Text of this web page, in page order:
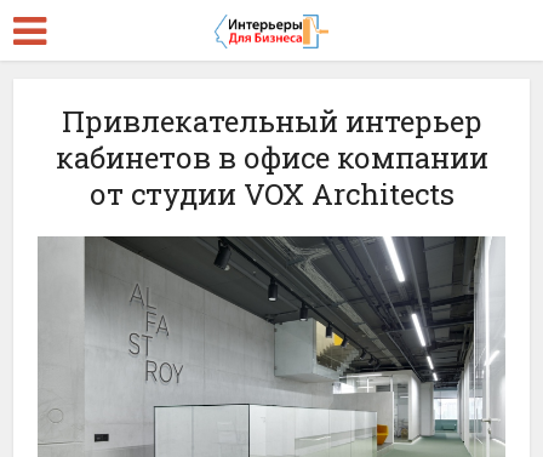
Привлекательный интерьер
кабинетов в офисе компании
от студии VOX Architects